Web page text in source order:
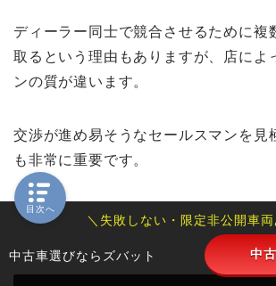
ディーラー同士で競合させるために複
取るという理由もありますが、店によ
ンの質が違います。
交渉が進め易そうなセールスマンを見
も非常に重要です。
＼失敗しない・限定非公開車両
中古車選びならズバット 中
目次へ